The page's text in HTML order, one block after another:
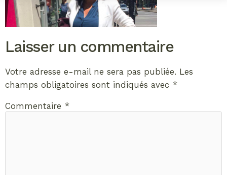
Laisser un commentaire
Votre adresse e-mail ne sera pas publiée. Les
champs obligatoires sont indiqués avec *
Commentaire *